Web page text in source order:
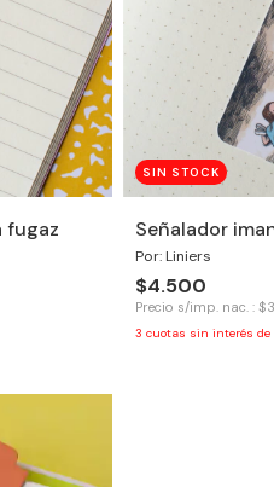
fugaz
SIN STOCK
Señalador
Por: Liniers
$4.500
Precio s/imp. nac. :
3 cuotas sin interés de